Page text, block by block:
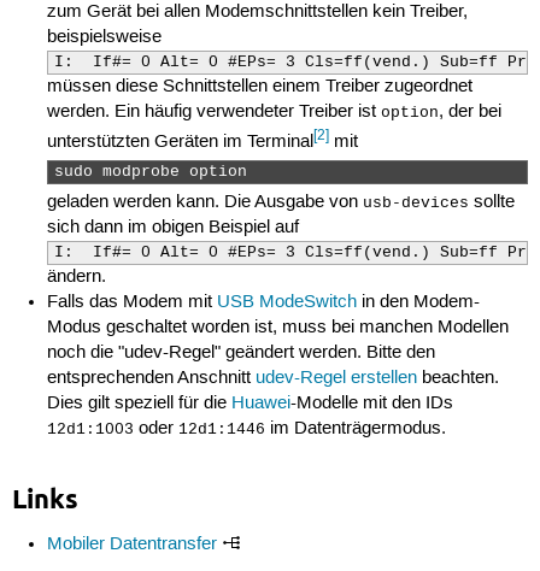
zum Gerät bei allen Modemschnittstellen kein Treiber,
beispielsweise
I:  If#= 0 Alt= 0 #EPs= 3 Cls=ff(vend.) Sub=ff
müssen diese Schnittstellen einem Treiber zugeordnet
werden. Ein häufig verwendeter Treiber istoption, der bei
unterstützten Geräten im Terminal[2] mit
sudo modprobe option
geladen werden kann. Die Ausgabe von usb-devices sollte
sich dann im obigen Beispiel auf
I:  If#= 0 Alt= 0 #EPs= 3 Cls=ff(vend.) Sub=ff
ändern.
Falls das Modem mit USB ModeSwitch in den Modem-
Modus geschaltet worden ist, muss bei manchen Modellen
noch die "udev-Regel" geändert werden. Bitte den
entsprechenden Anschnitt udev-Regel erstellen beachten.
Dies gilt speziell für die Huawei-Modelle mit den IDs
12d1:1003 oder 12d1:1446 im Datenträgermodus.
Links
Mobiler Datentransfer